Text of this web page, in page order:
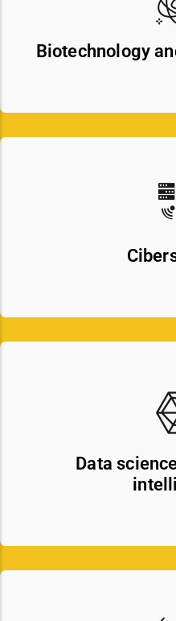
Biotechnology
Data